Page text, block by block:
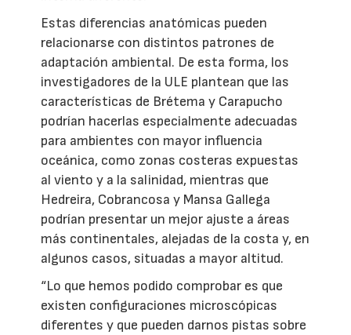
Estas diferencias anatómicas pueden
relacionarse con distintos patrones de
adaptación ambiental. De esta forma, los
investigadores de la ULE plantean que las
características de Brétema y Carapucho
podrían hacerlas especialmente adecuadas
para ambientes con mayor influencia
oceánica, como zonas costeras expuestas
al viento y a la salinidad, mientras que
Hedreira, Cobrancosa y Mansa Gallega
podrían presentar un mejor ajuste a áreas
más continentales, alejadas de la costa y, en
algunos casos, situadas a mayor altitud.
“Lo que hemos podido comprobar es que
existen configuraciones microscópicas
diferentes y que pueden darnos pistas sobre